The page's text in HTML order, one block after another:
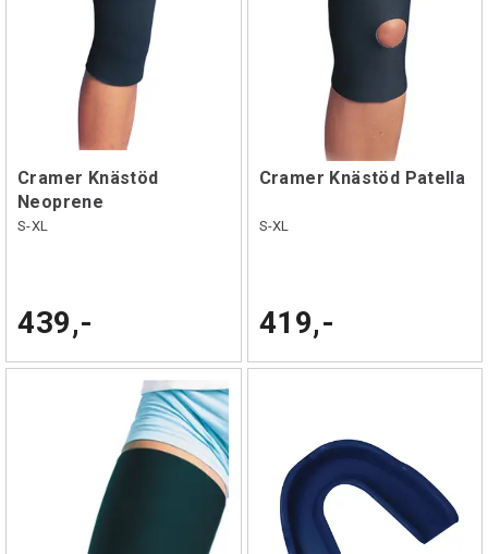
Cramer Knästöd
Neoprene
S-XL
439,-
Cramer Knästöd Patella
S-XL
419,-